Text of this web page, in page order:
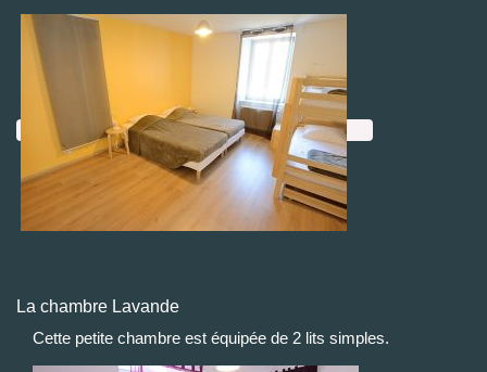
La chambre Lavande
Cette petite chambre est équipée de 2 lits simples.